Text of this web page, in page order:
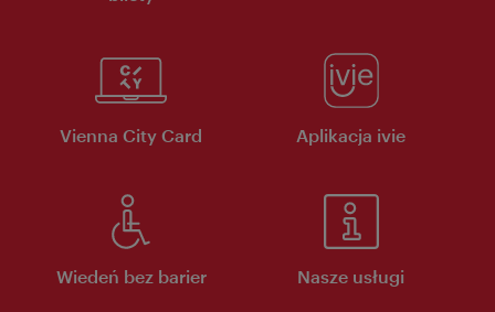
Vienna City Card Aplikacja ivie
Wiedeń bez barier Nasze usługi